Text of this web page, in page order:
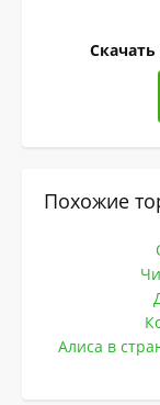
Скачать
Похожие
Алиса в